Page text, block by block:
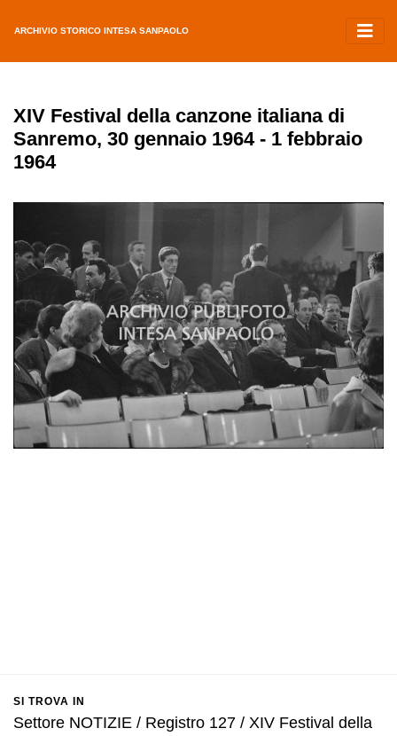
ARCHIVIO STORICO INTESA SANPAOLO
XIV Festival della canzone italiana di
Sanremo, 30 gennaio 1964 - 1 febbraio
1964
SI TROVA IN
Settore NOTIZIE / Registro 127 / XIV Festival della